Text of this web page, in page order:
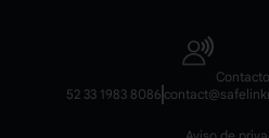
Contacto
52 33 1983 8086